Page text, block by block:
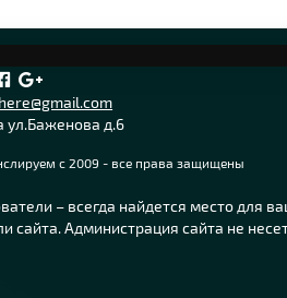
ул.Баженова д.6
с 2009 - все права защищены
– всегда найдется место для
сайта. Администрация сайта не